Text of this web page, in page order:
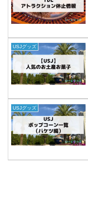
USJグッズ
USJグッズ